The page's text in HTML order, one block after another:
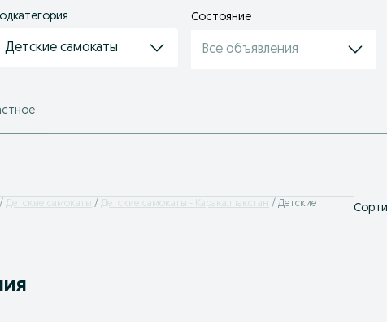
Детские самокаты
Состояние
Все объявления
Детские самокаты Детские самокаты - Каракалпакстан
Детские